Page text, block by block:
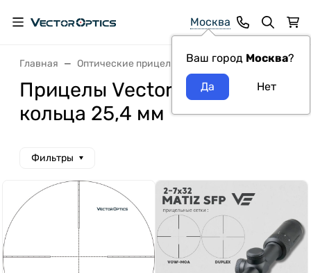
Москва
Ваш город Москва?
Главная Оптические прицелы VectorOptics На кольца
Прицелы Vector Optics на
кольца 25,4 мм
Фильтры